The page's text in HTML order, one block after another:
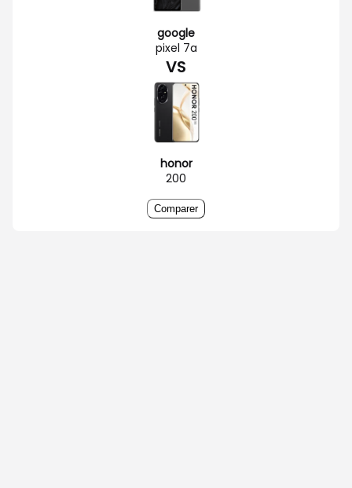
google
pixel 7a
VS
honor
200
Comparer